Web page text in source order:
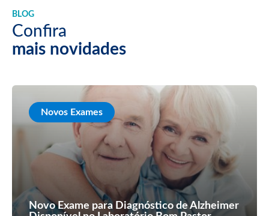
BLOG
Confira
mais novidades
Novos Exames
Novo Exame para Diagnóstico de Alzheimer